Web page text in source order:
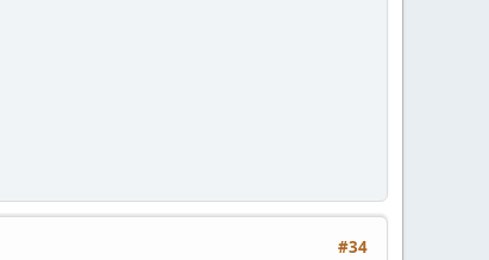
#34